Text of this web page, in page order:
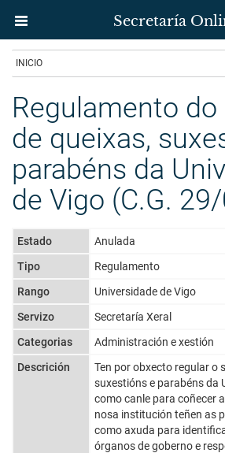
principal
Secretaría
Secretaría
Uvigo
INICIO
Regulamento
de queixas,
parabéns da
de Vigo (C.G.
Estado
Anulada
Tipo
Regulamento
Rango
Universidade de Vigo
Servizo
Secretaría Xeral
Categorias
Administración e xestión
Descrición
Ten por obxecto regular o
suxestións e parabéns da
como canle para coñecer
nosa institución teñen as
como axuda para
órganos de goberno e